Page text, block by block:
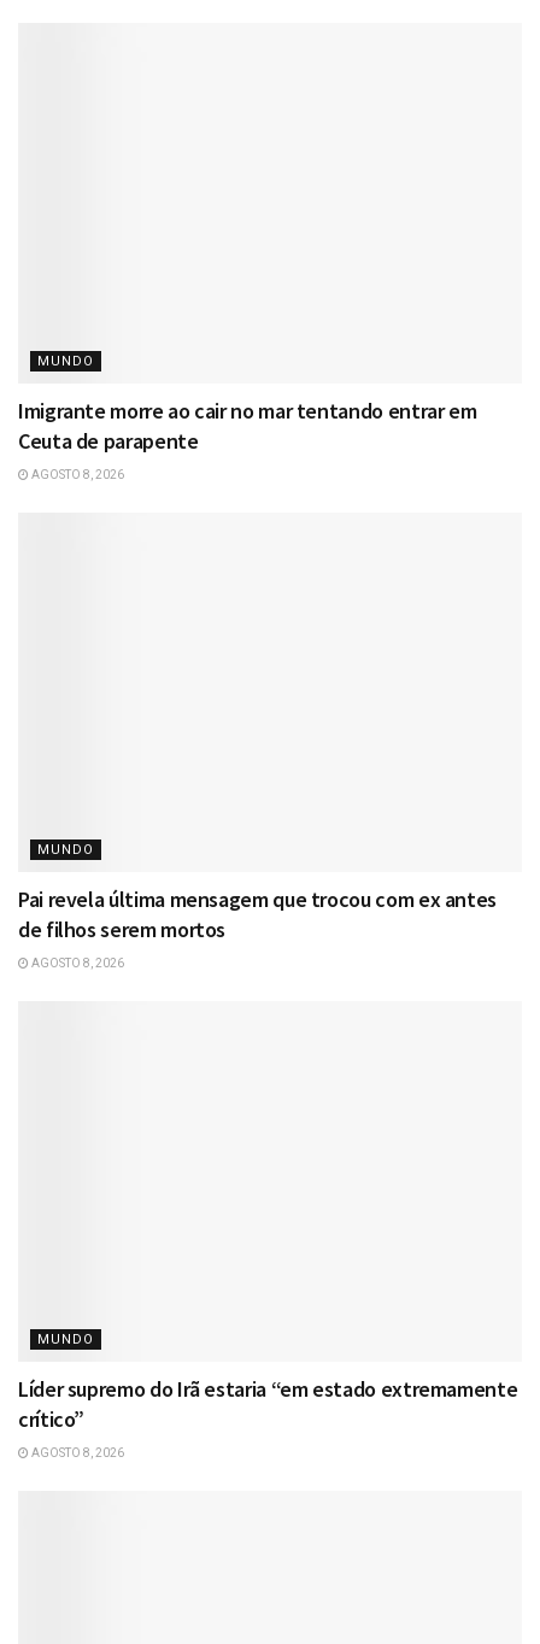
MUNDO
Imigrante morre ao cair no mar tentando entrar em
Ceuta de parapente
AGOSTO 8, 2026
MUNDO
Pai revela última mensagem que trocou com ex antes
de filhos serem mortos
AGOSTO 8, 2026
MUNDO
Líder supremo do Irã estaria “em estado extremamente
crítico”
AGOSTO 8, 2026